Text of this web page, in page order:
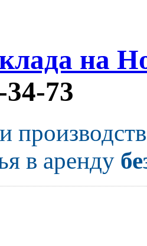
на
73
в аренду